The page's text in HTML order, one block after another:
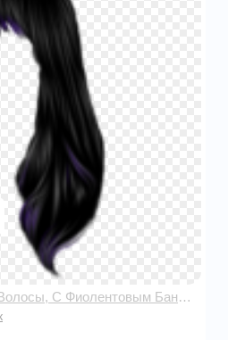
С Фиолентовым Бантом